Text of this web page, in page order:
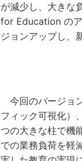
が減少し、大きな
for Education の
ジョンアップし、
今回のバージョ
フィック可視化）
つの大きな柱で機
での業務負荷を軽